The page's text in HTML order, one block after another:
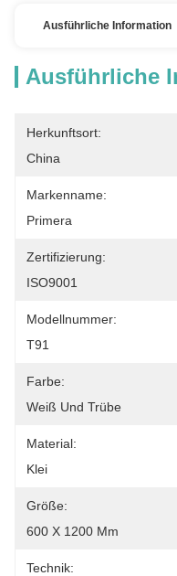
Ausführliche Information
Ausführliche
Herkunftsort:
China
Markenname:
Primera
Zertifizierung:
ISO9001
Modellnummer:
T91
Farbe:
Weiß Und Trübe
Material:
Klei
Größe:
600 X 1200 Mm
Technik: